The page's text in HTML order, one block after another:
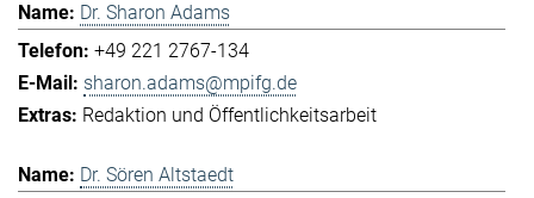
Dr. Sharon Adams
+49 221 2767-134
sharon.adams@mpifg.de
Redaktion und Öffentlichkeitsarbeit
Dr. Sören Altstaedt